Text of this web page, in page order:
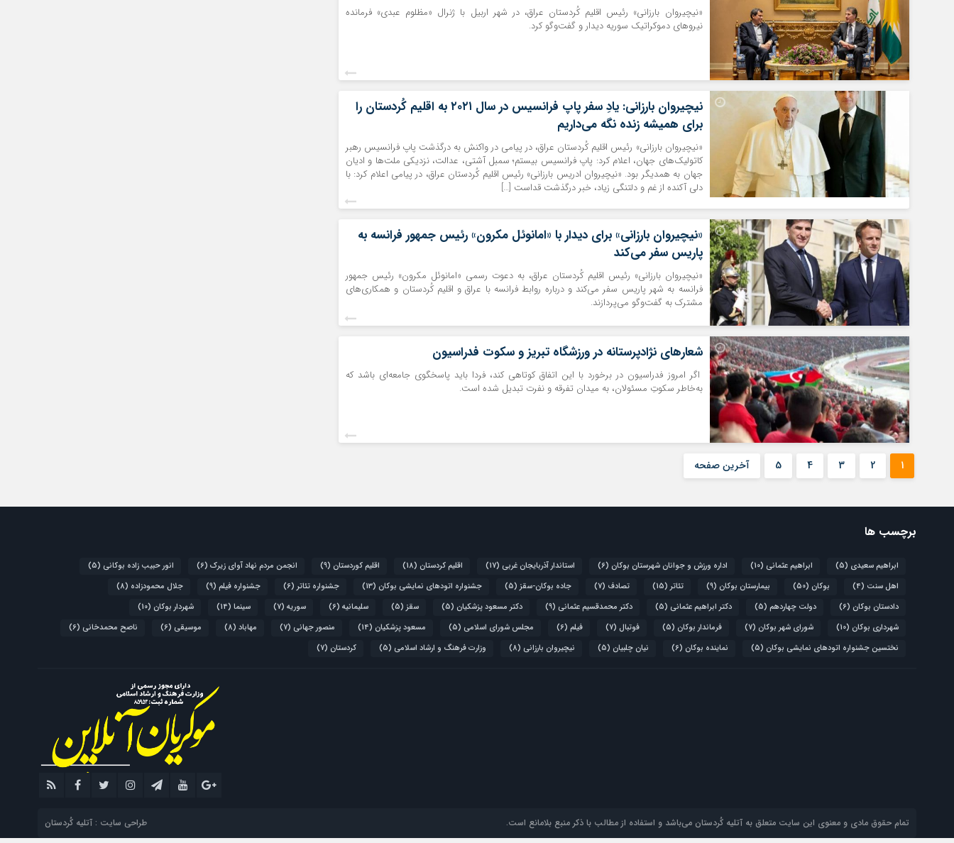
«نیچیروان بارزانی» رئیس اقلیم کُردستان عراق، در شهر اربیل با ژنرال «مظلوم عبدی» فرمانده
نیروهای دموکراتیک سوریه دیدار و گفت‌وگو کرد.
نیچیروان بارزانی: یادِ سفر پاپ فرانسیس در سال ۲۰۲۱ به اقلیم کُردستان را
برای همیشه زنده نگه می‌داریم
«نیچیروان بارزانی» رئیس اقلیم کُردستان عراق، در پیامی در واکنش به درگذشت پاپ فرانسیس رهبر
کاتولیک‌های جهان، اعلام کرد: پاپ فرانسیس بیستم؛ سمبل آشتی، عدالت، نزدیکی ملت‌ها و ادیان
جهان به همدیگر بود. «نیچیروان ادریس بارزانی» رئیس اقلیم کُردستان عراق، در پیامی اعلام کرد: با
دلی آکنده از غم و دلتنگی زیاد، خبر درگذشت قداست […]
«نیچیروان بارزانی» برای دیدار با «امانوئل مکرون» رئیس جمهور فرانسه به
پاریس سفر می‌کند
«نیچیروان بارزانی» رئیس اقلیم کُردستان عراق، به دعوت رسمی «امانوئل مکرون» رئیس جمهور
فرانسه به شهر پاریس سفر می‌کند و درباره روابط فرانسه با عراق و اقلیم کُردستان و همکاری‌های
مشترک به گفت‌وگو می‌پردازند.
شعارهای نژادپرستانه در ورزشگاه تبریز و سکوت فدراسیون
اگر امروز فدراسیون در برخورد با این اتفاق کوتاهی کند، فردا باید پاسخگوی جامعه‌ای باشد که
به‌خاطر سکوتِ مسئولان، به میدان تفرقه و نفرت تبدیل شده است.
1
2
3
4
5 آخرین صفحه
برچسب ها
ابراهیم سعیدی (5) ابراهیم عثمانی (10) اداره ورزش و جوانان شهرستان بوکان (6) استاندار آذربایجان غربی (17) اقلیم کردستان (18) اقلیم کوردستان (9) انجمن مردم نهاد آوای زیرک (6) انور حبیب زاده بوکانی (5)
اهل سنت (4) بوکان (50) بیمارستان بوکان (9) تئاتر (15) تصادف (7) جاده بوکان-سقز (5) جشنواره اتودهای نمایشی بوکان (13) جشنواره تئاتر (6) جشنواره فیلم (9) جلال محمودزاده (8)
دادستان بوکان (6) دولت چهاردهم (5) دکتر ابراهیم عثمانی (5) دکتر محمدقسیم عثمانی (9) دکتر مسعود پزشکیان (5) سقز (5) سلیمانیه (6) سوریه (7) سینما (14) شهردار بوکان (10)
شهرداری بوکان (10) شورای شهر بوکان (7) فرماندار بوکان (5) فوتبال (7) فیلم (6) مجلس شورای اسلامی (5) مسعود پزشکیان (14) منصور جهانی (7) مهاباد (8) موسیقی (6) ناصح محمدخانی (6)
نختسین جشنواره اتودهای نمایشی بوکان (5) نماینده بوکان (6) نیان چلبیان (5) نیچیروان بارزانی (8) وزارت فرهنگ و ارشاد اسلامی (5) کردستان (7)
تمام حقوق مادی و معنوی این سایت متعلق به آتلیه‌ کُردستان می‌باشد و استفاده از مطالب با ذکر منبع بلامانع است. طراحی سایت : آتلیه کُردستان